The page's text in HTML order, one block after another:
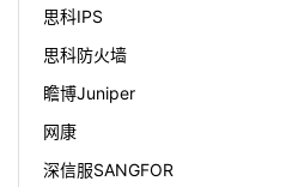
思科IPS
思科防火墙
瞻博Juniper
网康
深信服SANGFOR